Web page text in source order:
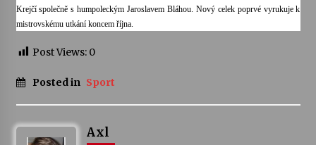
Za kulturou kousek za Humpolec. V Želivě ožije
Varhanní recitál Michala Novenka v Klášteře
Krejčí společně s humpoleckým Jaroslavem Bláhou. Nový celek poprvé vyrukuje k
mistrovskému utkání koncem října.
Post Views: 0
Posted in Sport
Axl